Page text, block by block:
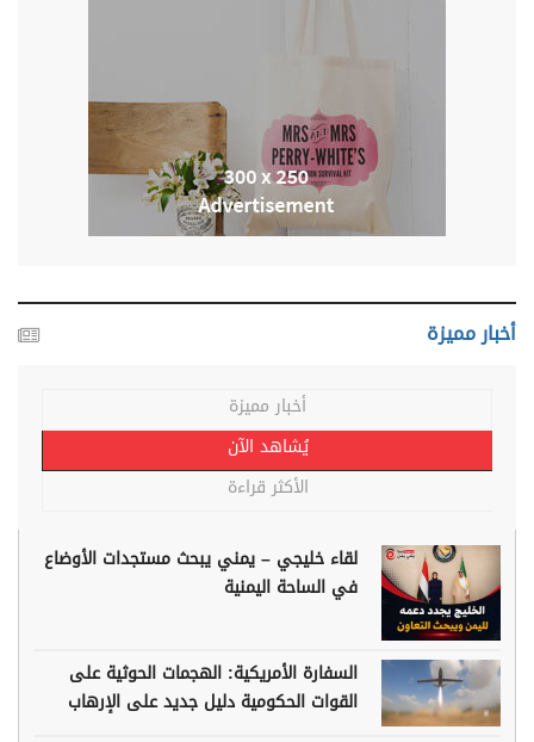
أخبار مميزة
أخبار مميزة
يُشاهد الآن
الأكثر قراءة
لقاء خليجي – يمني يبحث مستجدات الأوضاع
في الساحة اليمنية
السفارة الأمريكية: الهجمات الحوثية على
القوات الحكومية دليل جديد على الإرهاب